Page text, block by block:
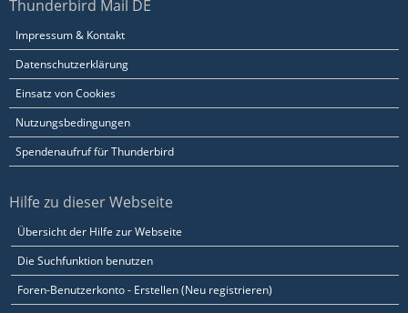
Thunderbird Mail DE
Impressum & Kontakt
Datenschutzerklärung
Einsatz von Cookies
Nutzungsbedingungen
Spendenaufruf für Thunderbird
Hilfe zu dieser Webseite
Übersicht der Hilfe zur Webseite
Die Suchfunktion benutzen
Foren-Benutzerkonto - Erstellen (Neu registrieren)